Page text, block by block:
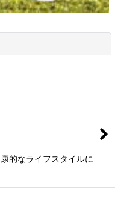
的なライフスタイルに